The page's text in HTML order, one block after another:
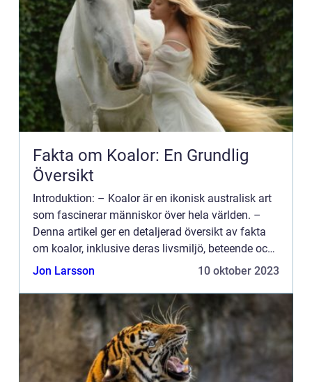
Fakta om Koalor: En Grundlig
Översikt
Introduktion: – Koalor är en ikonisk australisk art
som fascinerar människor över hela världen. –
Denna artikel ger en detaljerad översikt av fakta
om koalor, inklusive deras livsmiljö, beteende och
population. – Genom att förstå me...
Jon Larsson 10 oktober 2023